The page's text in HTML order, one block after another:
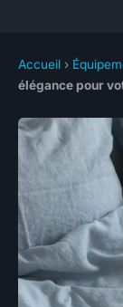
Accueil ›
élégance pour